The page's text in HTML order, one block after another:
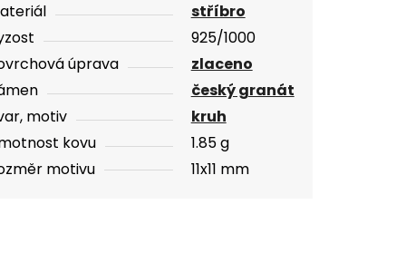
stříbro
925/1000
úprava
zlaceno
český granát
motiv
kruh
kovu
1.85 g
motivu
11x11 mm